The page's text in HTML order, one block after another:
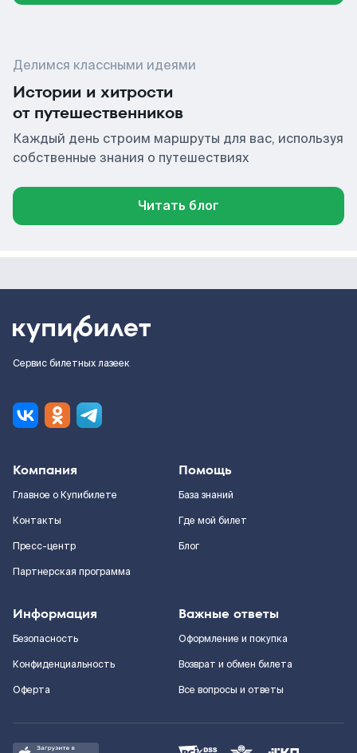
Делимся классными идеями
Истории и хитрости
от путешественников
Каждый день строим маршруты для вас, используя
собственные знания о путешествиях
Читать блог
Сервис билетных лазеек
Компания
Главное о Купибилете
Контакты
Пресс-центр
Партнерская программа
Помощь
База знаний
Где мой билет
Блог
Информация
Безопасность
Конфиденциальность
Оферта
Важные ответы
Оформление и покупка
Возврат и обмен билета
Все вопросы и ответы